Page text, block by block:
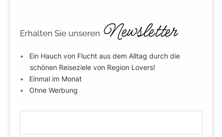
Erhalten Sie unseren Newsletter
Ein Hauch von Flucht aus dem Alltag durch die
schönen Reiseziele von Region Lovers!
Einmal im Monat
Ohne Werbung